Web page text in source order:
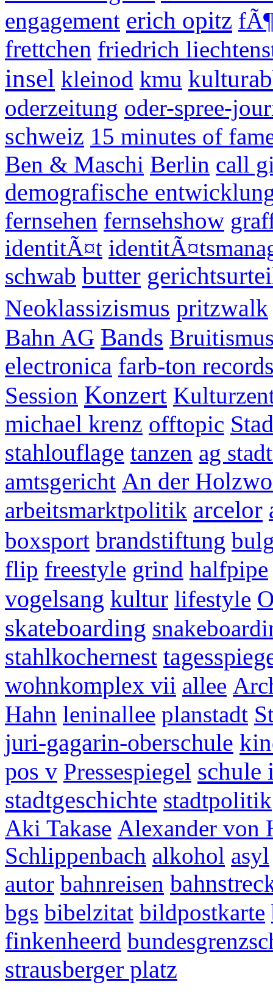
engagement erich opitz
frettchen friedrich
insel kleinod kmu
oderzeitung oder-spree-
schweiz 15 minutes of
Ben & Maschi Berlin call
demografische
fernsehen fernsehshow
identitÃ¤t
schwab butter
Neoklassizismus pritzwalk
Bahn AG Bands
electronica farb-ton
Session Konzert
michael krenz offtopic
stahlouflage tanzen ag
amtsgericht An der
arbeitsmarktpolitik arcelor
boxsport brandstiftung
flip freestyle grind halfpipe
vogelsang kultur lifestyle
skateboarding
stahlkochernest
wohnkomplex vii allee
Hahn leninallee planstadt
juri-gagarin-oberschule
pos v Pressespiegel schule
stadtgeschichte stadtpolitik
Aki Takase Alexander von
Schlippenbach alkohol asyl
autor bahnreisen
bgs bibelzitat bildpostkarte
finkenheerd
strausberger platz